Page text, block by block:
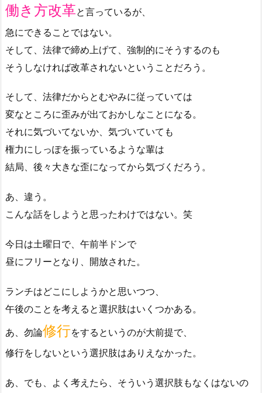
働き方改革と言っているが、
急にできることではない。
そして、法律で締め上げて、強制的にそうするのも
そうしなければ改革されないということだろう。
そして、法律だからとむやみに従っていては
変なところに歪みが出ておかしなことになる。
それに気づいてないか、気づいていても
権力にしっぽを振っているような輩は
結局、後々大きな歪になってから気づくだろう。
あ、違う。
こんな話をしようと思ったわけではない。笑
今日は土曜日で、午前半ドンで
昼にフリーとなり、開放された。
ランチはどこにしようかと思いつつ、
午後のことを考えると選択肢はいくつかある。
あ、勿論修行をするというのが大前提で、
修行をしないという選択肢はありえなかった。
あ、でも、よく考えたら、そういう選択肢もなくはないの